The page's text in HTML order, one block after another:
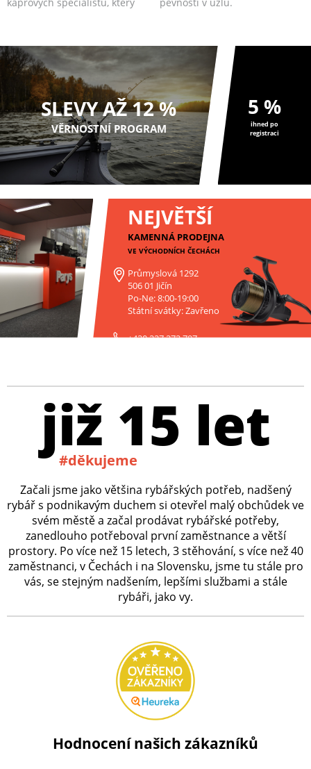
SLEVY AŽ 12 %
VĚRNOSTNÍ PROGRAM
5 %
ihned po
registraci
NEJVĚTŠÍ
KAMENNÁ PRODEJNA
VE VÝCHODNÍCH ČECHÁCH
Průmyslová 1292
506 01 Jičín
Po-Ne: 8:00-19:00
Státní svátky: Zavřeno
+420 227 272 797
již 15 let
#děkujeme
Začali jsme jako většina rybářských potřeb, nadšený
rybář s podnikavým duchem si otevřel malý obchůdek ve
svém městě a začal prodávat rybářské potřeby,
zanedlouho potřeboval první zaměstnance a větší
prostory. Po více než 15 letech, 3 stěhování, s více než 40
zaměstnanci, v Čechách i na Slovensku, jsme tu stále pro
vás, se stejným nadšením, lepšími službami a stále
rybáři, jako vy.
Hodnocení našich zákazníků